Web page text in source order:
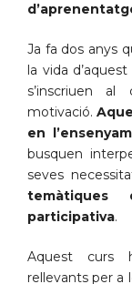
Ja fa dos anys
la vida
s’inscriuen
motivació.
en
busquen
seves
participativa.
Aquest curs
rellevants per a